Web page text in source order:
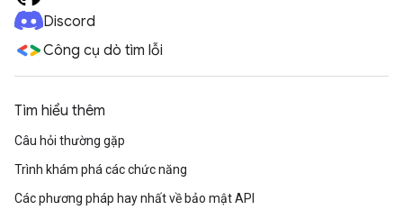
Discord
Công cụ dò tìm lỗi
Tìm hiểu thêm
Câu hỏi thường gặp
Trình khám phá các chức năng
Các phương pháp hay nhất về bảo mật API